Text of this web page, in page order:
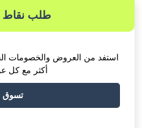
طلب نقاط الولاء
من العروض والخصومات
أكثر مع كل عملية
تسوق الآن